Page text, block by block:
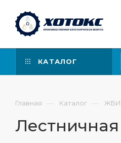
КАТАЛОГ
Главная — Каталог — ЖБИ